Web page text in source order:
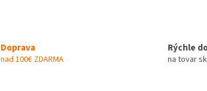
Doprava
nad 100€ ZDARMA
Rýchle
na tovar